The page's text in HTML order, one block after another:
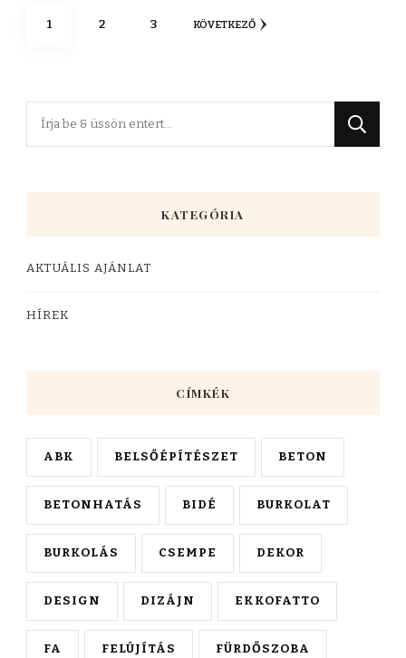
Bejegyzések
OLDAL
1 OLDAL
2 OLDAL
3 KÖVETKEZŐ
Keres
KATEGÓRIA
AKTUÁLIS AJÁNLAT
HÍREK
CÍMKÉK
ABK BELSŐÉPÍTÉSZET BETON
BETONHATÁS BIDÉ BURKOLAT
BURKOLÁS CSEMPE DEKOR
DESIGN DIZÁJN EKKOFATTO
FA FELÚJÍTÁS FÜRDŐSZOBA